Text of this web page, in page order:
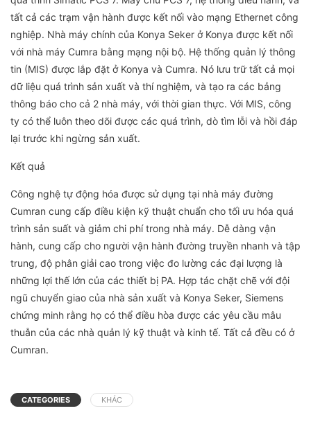
tất cả các trạm vận hành được kết nối vào mạng Ethernet công
nghiệp. Nhà máy chính của Konya Seker ở Konya được kết nối
với nhà máy Cumra bằng mạng nội bộ. Hệ thống quản lý thông
tin (MIS) được lắp đặt ở Konya và Cumra. Nó lưu trữ tất cả mọi
dữ liệu quá trình sản xuất và thí nghiệm, và tạo ra các bảng
thông báo cho cả 2 nhà máy, với thời gian thực. Với MIS, công
ty có thể luôn theo dõi được các quá trình, dò tìm lỗi và hồi đáp
lại trước khi ngừng sản xuất.
Kết quả
Công nghệ tự động hóa được sử dụng tại nhà máy đường
Cumran cung cấp điều kiện kỹ thuật chuẩn cho tối ưu hóa quá
trình sản suất và giảm chi phí trong nhà máy. Dễ dàng vận
hành, cung cấp cho người vận hành đường truyền nhanh và tập
trung, độ phân giải cao trong việc đo lường các đại lượng là
những lợi thế lớn của các thiết bị PA. Hợp tác chặt chẽ với đội
ngũ chuyển giao của nhà sản xuất và Konya Seker, Siemens
chứng minh rằng họ có thể điều hòa được các yêu cầu mâu
thuẫn của các nhà quản lý kỹ thuật và kinh tế. Tất cả đều có ở
Cumran.
CATEGORIES KHÁC